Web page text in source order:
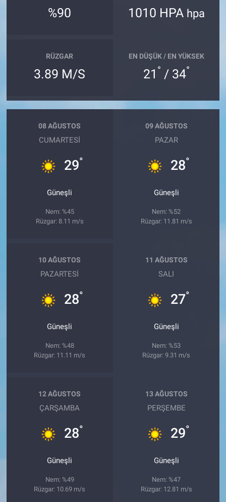
%90 1010 HPA hpa
RÜZGAR
3.89 M/S
EN DÜŞÜK / EN YÜKSEK
21 ° / 34°
08 AĞUSTOS
CUMARTESI
29°
Güneşli
Nem: %45
Rüzgar: 8.11 m/s
09 AĞUSTOS
PAZAR
28°
Güneşli
Nem: %52
Rüzgar: 11.81 m/s
10 AĞUSTOS
PAZARTESI
28°
Güneşli
Nem: %48
Rüzgar: 11.11 m/s
11 AĞUSTOS
SALI
27°
Güneşli
Nem: %53
Rüzgar: 9.31 m/s
12 AĞUSTOS
ÇARŞAMBA
28°
Güneşli
Nem: %49
Rüzgar: 10.69 m/s
13 AĞUSTOS
PERŞEMBE
29°
Güneşli
Nem: %47
Rüzgar: 12.81 m/s